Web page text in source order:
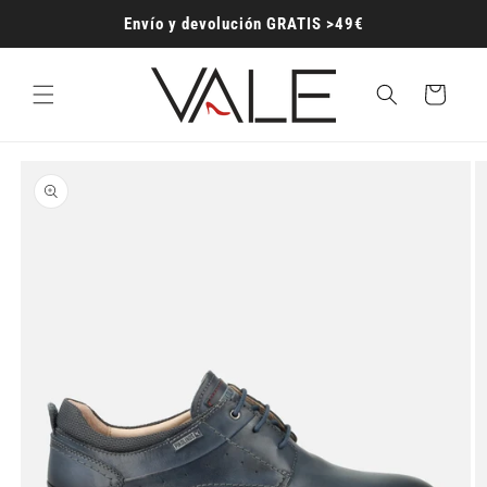
directamente
al contenido
Envío y devolución GRATIS >49€
Carrito
información